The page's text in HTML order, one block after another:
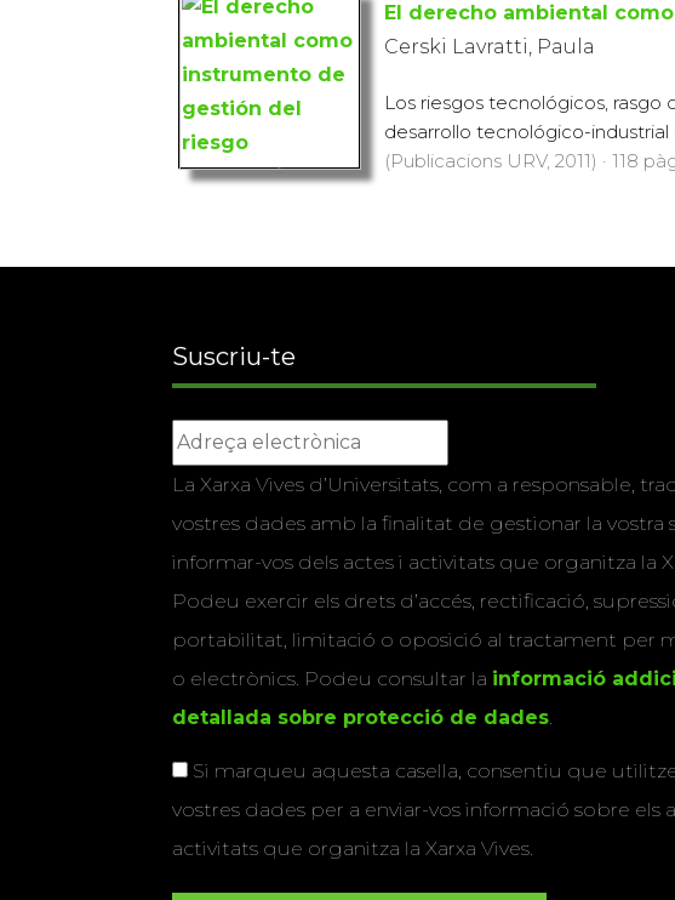
El derecho ambiental
Cerski Lavratti, Paula
Los riesgos tecnológicos,
desarrollo tecnológico-
(Publicacions URV, 2011) · 118
Suscriu-te
La Xarxa Vives d’Universitats, com a responsable,
vostres dades amb la finalitat de gestionar la vostra
informar-vos dels actes i activitats que organitza la
Podeu exercir els drets d’accés, rectificació,
portabilitat, limitació o oposició al tractament per
o electrònics. Podeu consultar la informació
detallada sobre protecció de dades.
Si marqueu aquesta casella, consentiu que
vostres dades per a enviar-vos informació sobre els
activitats que organitza la Xarxa Vives.